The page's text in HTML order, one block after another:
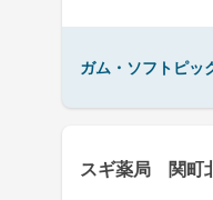
ガム・ソフトピッ
スギ薬局 関町